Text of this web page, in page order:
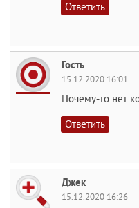
Ответить
Гость
15.12.2020 16:01
Почему-то нет
Ответить
Джек
15.12.2020 16:26